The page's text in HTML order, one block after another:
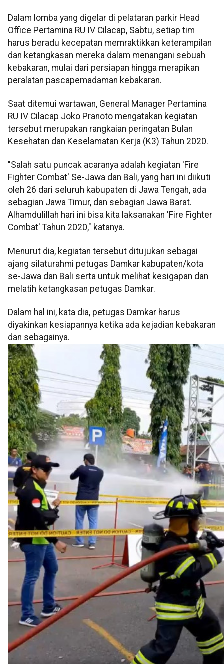
Dalam lomba yang digelar di pelataran parkir Head
Office Pertamina RU IV Cilacap, Sabtu, setiap tim
harus beradu kecepatan memraktikkan keterampilan
dan ketangkasan mereka dalam menangani sebuah
kebakaran, mulai dari persiapan hingga merapikan
peralatan pascapemadaman kebakaran.
Saat ditemui wartawan, General Manager Pertamina
RU IV Cilacap Joko Pranoto mengatakan kegiatan
tersebut merupakan rangkaian peringatan Bulan
Kesehatan dan Keselamatan Kerja (K3) Tahun 2020.
"Salah satu puncak acaranya adalah kegiatan 'Fire
Fighter Combat' Se-Jawa dan Bali, yang hari ini diikuti
oleh 26 dari seluruh kabupaten di Jawa Tengah, ada
sebagian Jawa Timur, dan sebagian Jawa Barat.
Alhamdulillah hari ini bisa kita laksanakan 'Fire Fighter
Combat' Tahun 2020," katanya.
Menurut dia, kegiatan tersebut ditujukan sebagai
ajang silaturahmi petugas Damkar kabupaten/kota
se-Jawa dan Bali serta untuk melihat kesigapan dan
melatih ketangkasan petugas Damkar.
Dalam hal ini, kata dia, petugas Damkar harus
diyakinkan kesiapannya ketika ada kejadian kebakaran
dan sebagainya.